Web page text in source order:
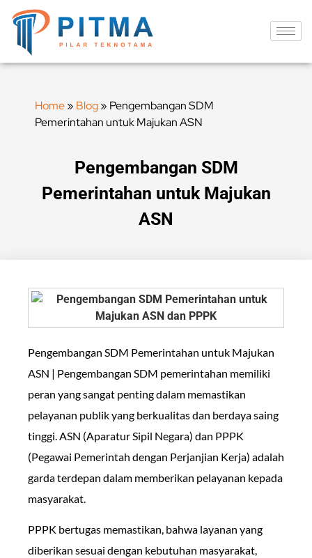
Home» Blog» Pengembangan SDM
Pemerintahan untuk Majukan ASN
Pengembangan SDM
Pemerintahan untuk Majukan
ASN
Pengembangan SDM Pemerintahan untuk Majukan
ASN | Pengembangan SDM pemerintahan memiliki
peran yang sangat penting dalam memastikan
pelayanan publik yang berkualitas dan berdaya saing
tinggi. ASN (Aparatur Sipil Negara) dan PPPK
(Pegawai Pemerintah dengan Perjanjian Kerja) adalah
garda terdepan dalam memberikan pelayanan kepada
masyarakat.
PPPK bertugas memastikan, bahwa layanan yang
diberikan sesuai dengan kebutuhan masyarakat,